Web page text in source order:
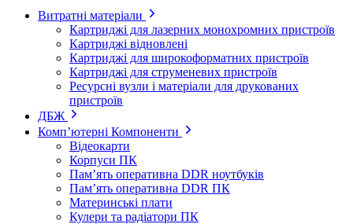
Витратні матеріали
Картриджі для лазерних монохромних пристроїв
Картриджі відновлені
Картриджі для широкоформатних пристроїв
Картриджі для струменевих пристроїв
Ресурсні вузли і матеріали для друкованих
пристроїв
ДБЖ
Комп’ютерні Компоненти
Відеокарти
Корпуси ПК
Пам’ять оперативна DDR ноутбуків
Пам’ять оперативна DDR ПК
Материнські плати
Кулери та радіатори ПК